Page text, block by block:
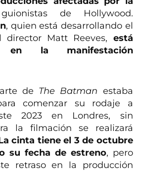
de Hollywood.
, quien está desarrollando el
Matt Reeves, está
en la manifestación
de The Batman estaba
comenzar su rodaje a
2023 en Londres, sin
la filmación se realizará
cinta tiene el 3 de octubre
su fecha de estreno, pero
retraso en la producción